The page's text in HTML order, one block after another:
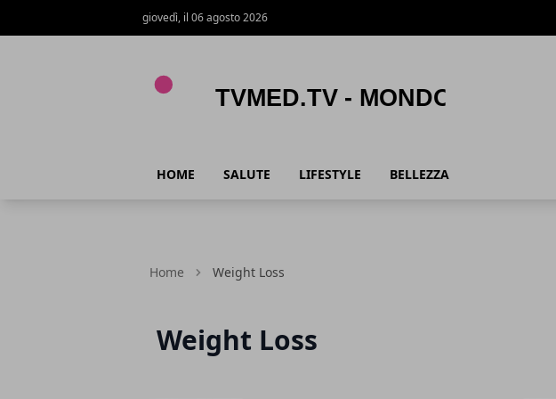
giovedì, il 06 agosto 2026
HOME SALUTE LIFESTYLE BELLEZZA
Home Weight Loss
Weight Loss